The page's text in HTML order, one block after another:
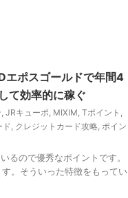
エポスゴールドで年間4
て効率的に稼ぐ
, JRキューポ, MIXIM, Tポイント ,
ド, クレジットカード攻略, ポイン
るので優秀なポイントです。
。そういった特徴をもってい